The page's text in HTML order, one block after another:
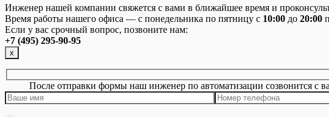
Инженер нашей компании свяжется с вами в ближайшее время и
Время работы нашего офиса — с понедельника по пятницу с 10:00 до 20:00
Если у вас срочный вопрос, позвоните нам:
+7 (495) 295-90-95
х
После отправки формы наш инженер по автоматизации созвонится с